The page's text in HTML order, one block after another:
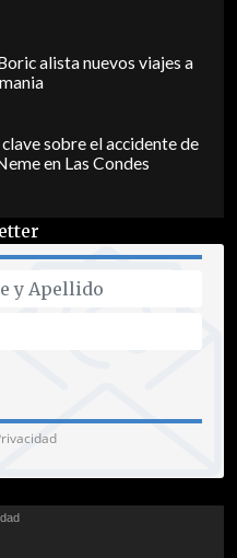
alista nuevos viajes a
sobre el accidente de
en Las Condes